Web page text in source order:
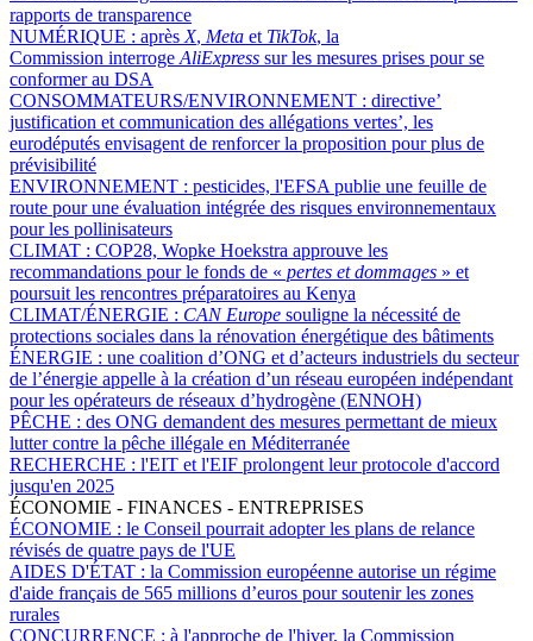
rapports de transparence
NUMÉRIQUE : après X, Meta et TikTok, la
Commission interroge AliExpress sur les mesures prises pour se
conformer au DSA
CONSOMMATEURS/ENVIRONNEMENT : directive’
justification et communication des allégations vertes’, les
eurodéputés envisagent de renforcer la proposition pour plus de
prévisibilité
ENVIRONNEMENT : pesticides, l'EFSA publie une feuille de
route pour une évaluation intégrée des risques environnementaux
pour les pollinisateurs
CLIMAT : COP28, Wopke Hoekstra approuve les
recommandations pour le fonds de « pertes et dommages » et
poursuit les rencontres préparatoires au Kenya
CLIMAT/ÉNERGIE : CAN Europe souligne la nécessité de
protections sociales dans la rénovation énergétique des bâtiments
ÉNERGIE : une coalition d’ONG et d’acteurs industriels du secteur
de l’énergie appelle à la création d’un réseau européen indépendant
pour les opérateurs de réseaux d’hydrogène (ENNOH)
PÊCHE : des ONG demandent des mesures permettant de mieux
lutter contre la pêche illégale en Méditerranée
RECHERCHE : l'EIT et l'EIF prolongent leur protocole d'accord
jusqu'en 2025
ÉCONOMIE - FINANCES - ENTREPRISES
ÉCONOMIE : le Conseil pourrait adopter les plans de relance
révisés de quatre pays de l'UE
AIDES D'ÉTAT : la Commission européenne autorise un régime
d'aide français de 565 millions d’euros pour soutenir les zones
rurales
CONCURRENCE : à l'approche de l'hiver, la Commission